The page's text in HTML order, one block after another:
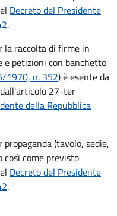
Decreto del Presidente
.
la raccolta di firme in
e petizioni con banchetto
1970, n. 352) è esente da
27-ter
della Repubblica
(tavolo, sedie,
così come previsto
Decreto del Presidente
.